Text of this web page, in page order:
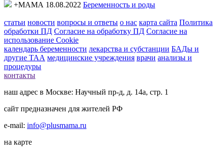
+МАМА 18.08.2022 Беременность и роды
статьи новости вопросы и ответы о нас карта сайта Политика
обработки ПД Согласие на обработку ПД Согласие на
использование Cookie
календарь беременности лекарства и субстанции БАДы и
другие ТАА медицинские учреждения врачи анализы и
процедуры
контакты
наш адрес в Москве: Научный пр-д, д. 14а, стр. 1
сайт предназначен для жителей РФ
e-mail: info@plusmama.ru
на карте